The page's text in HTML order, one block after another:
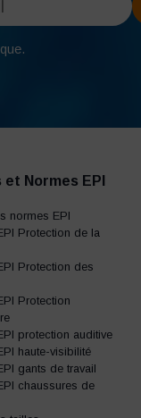
et Normes EPI
normes EPI
Protection de la
Protection des
Protection
protection auditive
haute-visibilité
gants de travail
chaussures de